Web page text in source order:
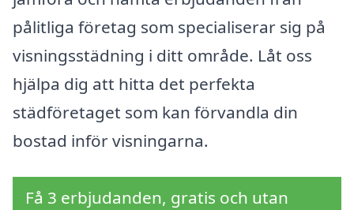
pålitliga företag som specialiserar sig på
visningsstädning i ditt område. Låt oss
hjälpa dig att hitta det perfekta
städföretaget som kan förvandla din
bostad inför visningarna.
Få 3 erbjudanden, gratis och utan